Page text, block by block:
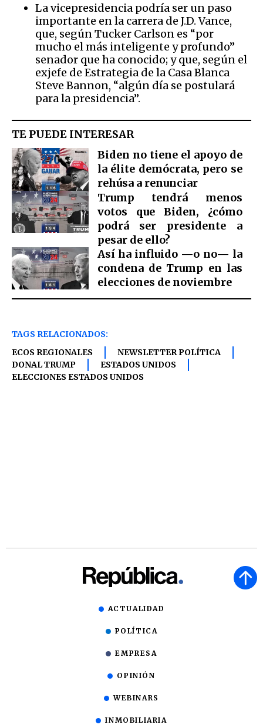
La vicepresidencia podría ser un paso
importante en la carrera de J.D. Vance,
que, según Tucker Carlson es “por
mucho el más inteligente y profundo”
senador que ha conocido; y que, según el
exjefe de Estrategia de la Casa Blanca
Steve Bannon, “algún día se postulará
para la presidencia”.
TE PUEDE INTERESAR
Biden no tiene el apoyo de
la élite demócrata, pero se
rehúsa a renunciar
Trump tendrá menos
votos que Biden, ¿cómo
podrá ser presidente a
pesar de ello?
Así ha influido —o no— la
condena de Trump en las
elecciones de noviembre
TAGS RELACIONADOS:
ECOS REGIONALES
NEWSLETTER POLÍTICA
DONAL TRUMP
ESTADOS UNIDOS
ELECCIONES ESTADOS UNIDOS
ACTUALIDAD
POLÍTICA
EMPRESA
OPINIÓN
WEBINARS
INMOBILIARIA